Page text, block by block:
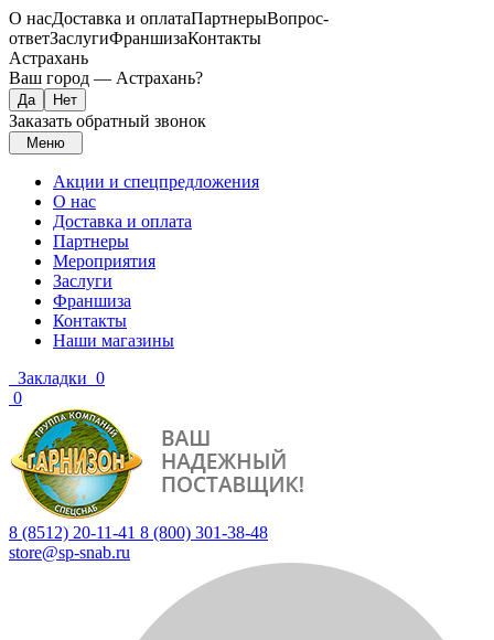
О насДоставка и оплатаПартнерыВопрос-
ответЗаслугиФраншизаКонтакты
Астрахань
Ваш город — Астрахань?
Заказать обратный звонок
Меню
Акции и спецпредложения
О нас
Доставка и оплата
Партнеры
Мероприятия
Заслуги
Франшиза
Контакты
Наши магазины
Закладки 0
0
8 (8512) 20-11-41 8 (800) 301-38-48
store@sp-snab.ru